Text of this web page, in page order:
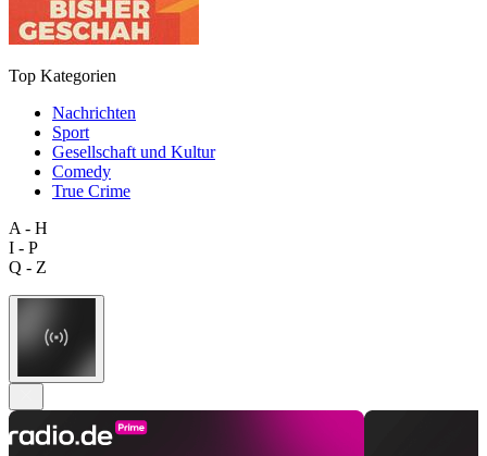
Top Kategorien
Nachrichten
Sport
Gesellschaft und Kultur
Comedy
True Crime
A - H
I - P
Q - Z